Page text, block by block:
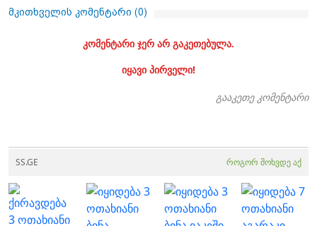
მკითხველის კომენტარი (0)
კომენტარი ჯერ არ გაკეთებულა.
იყავი პირველი!
გააკეთე კომენტარი
SS.GE როგორ მოხვდე აქ